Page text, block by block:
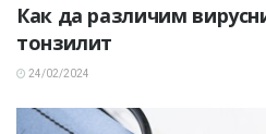
Как да различим
тонзилит
24/02/2024